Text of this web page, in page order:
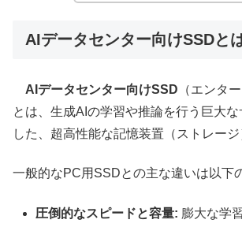
AIデータセンター向けSSDと
AIデータセンター向けSSD （エンタ
とは、生成AIの学習や推論を行う巨大
した、超高性能な記憶装置（ストレージ
一般的なPC用SSDとの主な違いは以下
圧倒的なスピードと容量: 膨大な学